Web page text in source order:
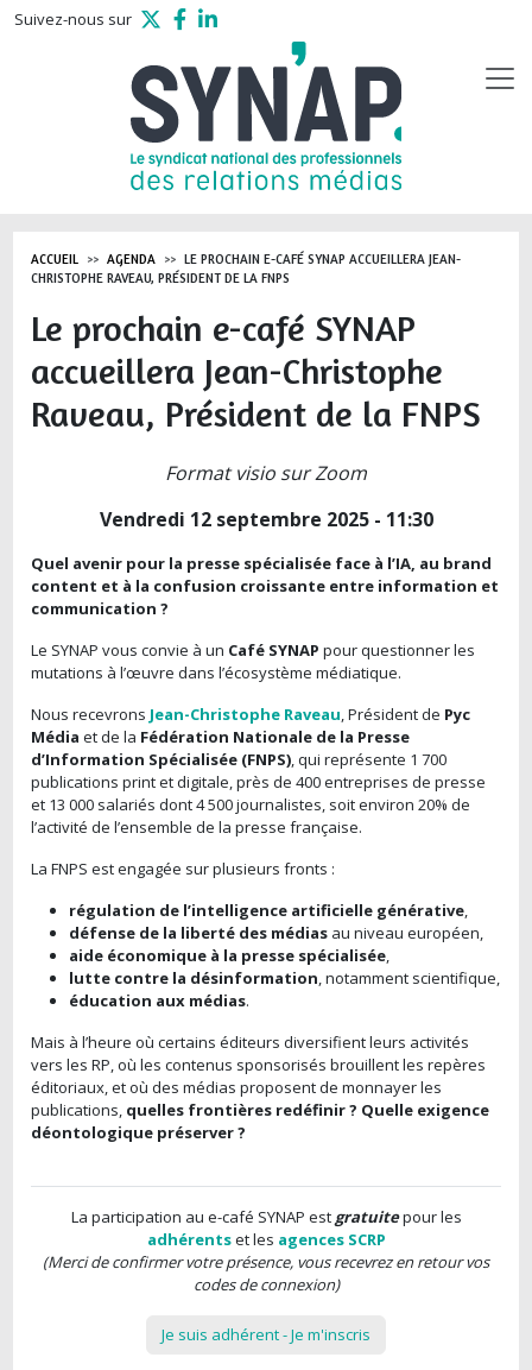
Aller au contenu principal
Suivez-nous sur
ACCUEIL AGENDA
LE PROCHAIN E-CAFÉ SYNAP ACCUEILLERA JEAN-
CHRISTOPHE RAVEAU, PRÉSIDENT DE LA FNPS
Le prochain e-café SYNAP
accueillera Jean-Christophe
Raveau, Président de la FNPS
Format visio sur Zoom
Vendredi 12 septembre 2025 - 11:30
Quel avenir pour la presse spécialisée face à l’IA, au brand
content et à la confusion croissante entre information et
communication ?
Le SYNAP vous convie à un Café SYNAP pour questionner les
mutations à l’œuvre dans l’écosystème médiatique.
Nous recevrons Jean-Christophe Raveau, Président de Pyc
Média et de la Fédération Nationale de la Presse
d’Information Spécialisée (FNPS), qui représente 1 700
publications print et digitale, près de 400 entreprises de presse
et 13 000 salariés dont 4 500 journalistes, soit environ 20% de
l’activité de l’ensemble de la presse française.
La FNPS est engagée sur plusieurs fronts :
régulation de l’intelligence artificielle générative,
défense de la liberté des médias au niveau européen,
aide économique à la presse spécialisée,
lutte contre la désinformation, notamment scientifique,
éducation aux médias.
Mais à l’heure où certains éditeurs diversifient leurs activités
vers les RP, où les contenus sponsorisés brouillent les repères
éditoriaux, et où des médias proposent de monnayer les
publications, quelles frontières redéfinir ? Quelle exigence
déontologique préserver ?
La participation au e-café SYNAP est gratuitepour les
adhérentset les agences SCRP
(Merci de confirmer votre présence, vous recevrez en retour vos
codes de connexion)
Je suis adhérent - Je m'inscris